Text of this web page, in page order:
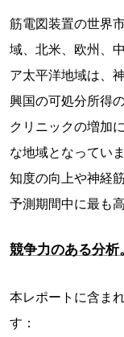
筋電図装置の世界
域、北米、欧州、
ア太平洋地域は、
興国の可処分所得
クリニックの増加
な地域となってい
知度の向上や神経
予測期間中に最も
競争力のある分析。
本レポートに含ま
す：